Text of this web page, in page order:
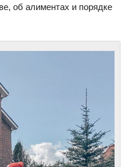
об алиментах и порядке